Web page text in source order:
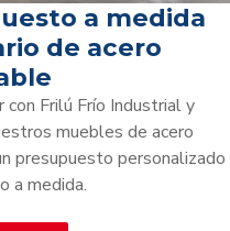
a medida
de acero
Frilú Frío Industrial y
muebles de acero
presupuesto personalizado
a medida.